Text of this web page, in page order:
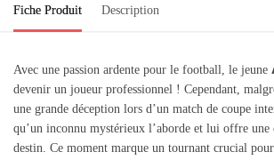
Fiche Produit Description
Avec une passion ardente pour le football, le jeune
devenir un joueur professionnel ! Cependant,
une grande déception lors d’un match de coupe
qu’un inconnu mystérieux l’aborde et lui offre une
destin. Ce moment marque un tournant crucial